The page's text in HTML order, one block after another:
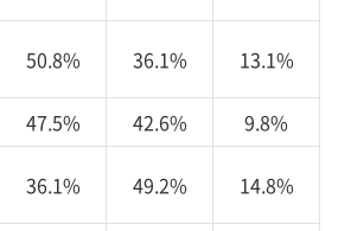
50.8% 36.1% 13.1%
47.5% 42.6%
9.8%
36.1% 49.2% 14.8%